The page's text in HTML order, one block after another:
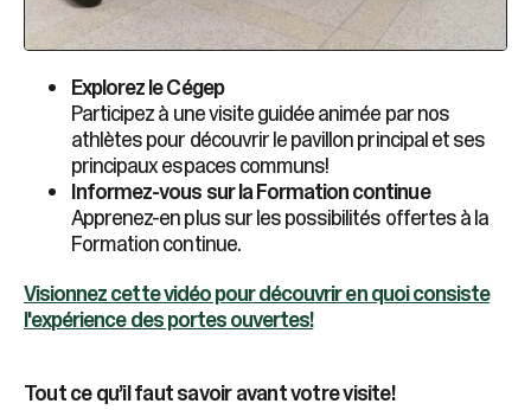
Explorez le Cégep
Participez à une visite guidée animée par nos
athlètes pour découvrir le pavillon principal et ses
principaux espaces communs!
Informez-vous sur la Formation continue
Apprenez-en plus sur les possibilités offertes à la
Formation continue.
Visionnez cette vidéo pour découvrir en quoi consiste
l'expérience des portes ouvertes!
Tout ce qu’il faut savoir avant votre visite!